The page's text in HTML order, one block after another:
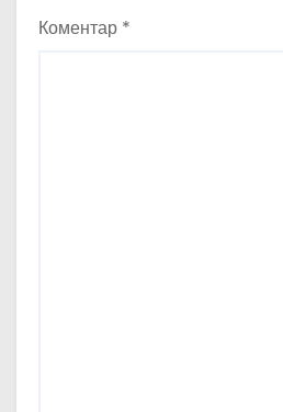
Коментар *